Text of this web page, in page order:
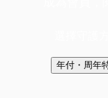
年付・周年